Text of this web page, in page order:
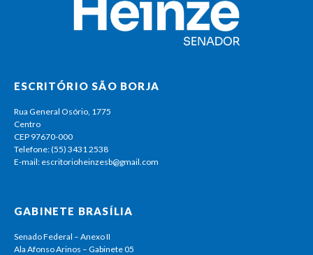
ESCRITÓRIO SÃO BORJA
Rua General Osório, 1775
Centro
CEP 97670-000
Telefone: (55) 3431 2538
E-mail: escritorioheinzesb@gmail.com
GABINETE BRASÍLIA
Senado Federal – Anexo II
Ala Afonso Arinos – Gabinete 05